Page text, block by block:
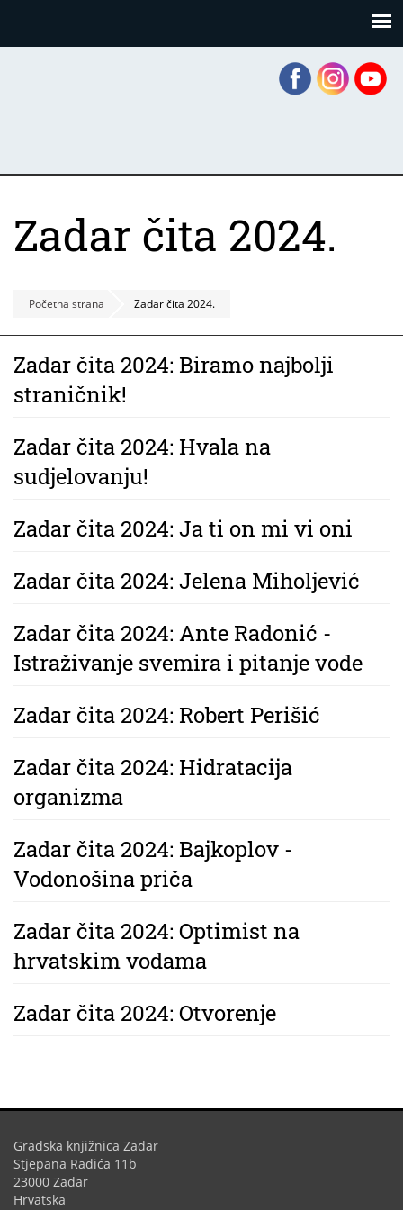
Zadar čita 2024.
Početna strana Zadar čita 2024.
Zadar čita 2024: Biramo najbolji
straničnik!
Zadar čita 2024: Hvala na
sudjelovanju!
Zadar čita 2024: Ja ti on mi vi oni
Zadar čita 2024: Jelena Miholjević
Zadar čita 2024: Ante Radonić -
Istraživanje svemira i pitanje vode
Zadar čita 2024: Robert Perišić
Zadar čita 2024: Hidratacija
organizma
Zadar čita 2024: Bajkoplov -
Vodonošina priča
Zadar čita 2024: Optimist na
hrvatskim vodama
Zadar čita 2024: Otvorenje
Gradska knjižnica Zadar
Stjepana Radića 11b
23000 Zadar
Hrvatska